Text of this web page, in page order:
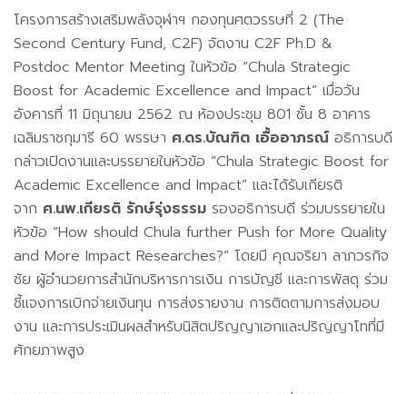
โครงการสร้างเสริมพลังจุฬาฯ กองทุนศตวรรษที่ 2 (The
Second Century Fund, C2F) จัดงาน C2F Ph.D &
Postdoc Mentor Meeting ในหัวข้อ “Chula Strategic
Boost for Academic Excellence and Impact” เมื่อวัน
อังคารที่ 11 มิถุนายน 2562 ณ ห้องประชุม 801 ชั้น 8 อาคาร
เฉลิมราชกุมารี 60 พรรษา ศ.ดร.บัณฑิต เอื้ออาภรณ์ อธิการบดี
กล่าวเปิดงานและบรรยายในหัวข้อ “Chula Strategic Boost for
Academic Excellence and Impact” และได้รับเกียรติ
จาก ศ.นพ.เกียรติ รักษ์รุ่งธรรม รองอธิการบดี ร่วมบรรยายใน
หัวข้อ “How should Chula further Push for More Quality
and More Impact Researches?” โดยมี คุณจริยา ลาภวรกิจ
ชัย ผู้อำนวยการสำนักบริหารการเงิน การบัญชี และการพัสดุ ร่วม
ชี้แจงการเบิกจ่ายเงินทุน การส่งรายงาน การติดตามการส่งมอบ
งาน และการประเมินผลสำหรับนิสิตปริญญาเอกและปริญญาโทที่มี
ศักยภาพสูง